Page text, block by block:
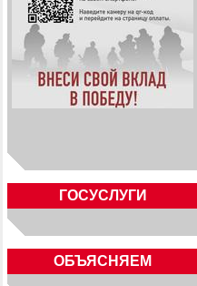
ГОСУСЛУГИ
ОБЪЯСНЯЕМ